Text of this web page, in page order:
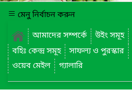
মেনু নির্বাচন করুন
আমাদের সম্পর্কে
উইং সমূহ
বহিঃ কেন্দ্র সমূহ
সাফল্য ও পুরস্কার
ওয়েব মেইল
গ্যালারি